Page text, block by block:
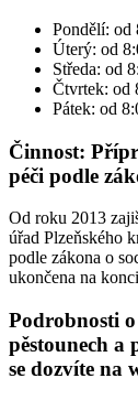
Pondělí: od
Úterý: od
Středa: od
Čtvrtek: od
Pátek: od
Činnost:
péči podle
Od roku 2013
úřad Plzeňského
podle zákona o
ukončena na
Podrobnosti
pěstounech a
se dozvíte na